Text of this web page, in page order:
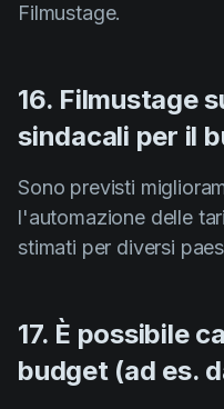
Filmustage.
16. Filmustage
sindacali per il
Sono previsti
l'automazione delle
stimati per diversi
17. È possibile
budget (ad es.